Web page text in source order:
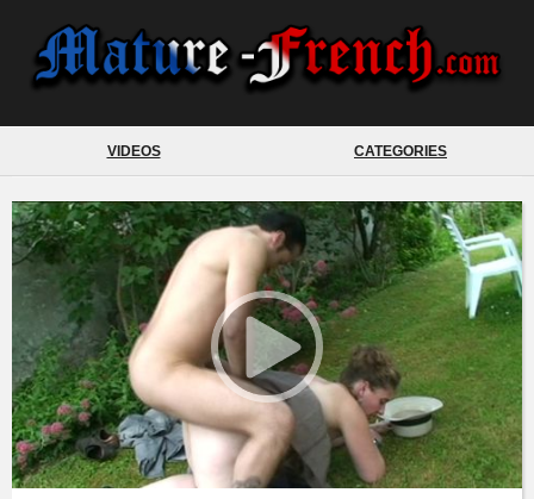
VIDEOS CATEGORIES